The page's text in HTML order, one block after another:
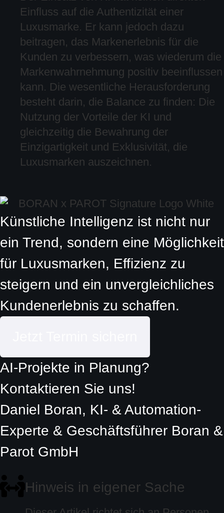
Einfluss auf die Authentizität einer
Luxusmarke. Er kann jedoch dazu
beitragen, das Markenerlebnis für die
Kunden zu verbessern, was wiederum die
Markenwahrnehmung positiv beeinflussen
kann. Die wesentliche Herausforderung
besteht darin, die Balance zu finden: Die
Nutzung der Vorteile der KI und
gleichzeitig die Bewahrung der
Einzigartigkeit und Exklusivität, die
Luxusmarken auszeichnen.
Künstliche Intelligenz ist nicht nur
ein Trend, sondern eine Möglichkeit
für Luxusmarken, Effizienz zu
steigern und ein unvergleichliches
Kundenerlebnis zu schaffen.
AI-Projekte in Planung?
Kontaktieren Sie uns!
Daniel Boran, KI- & Automation-
Experte & Geschäftsführer Boran &
Parot GmbH
Hinweis in eigener Sache